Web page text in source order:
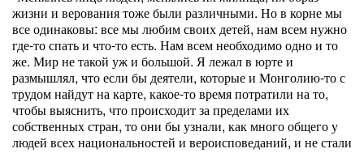
жизни и верования тоже были различными. Но в корне мы
все одинаковы: все мы любим своих детей, нам всем нужно
где-то спать и что-то есть. Нам всем необходимо одно и то
же. Мир не такой уж и большой. Я лежал в юрте и
размышлял, что если бы деятели, которые и Монголию-то с
трудом найдут на карте, какое-то время потратили на то,
чтобы выяснить, что происходит за пределами их
собственных стран, то они бы узнали, как много общего у
людей всех национальностей и вероисповеданий, и не стали